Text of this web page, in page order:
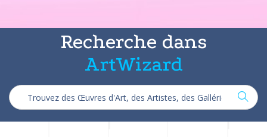
Recherche dans
ArtWizard